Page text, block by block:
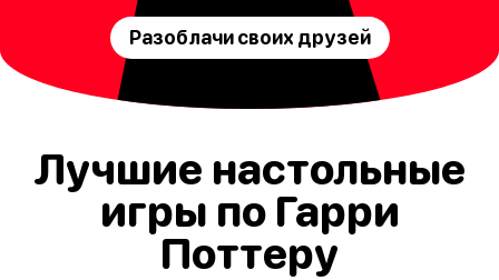
Разоблачи своих друзей
Лучшие настольные
игры по Гарри
Поттеру